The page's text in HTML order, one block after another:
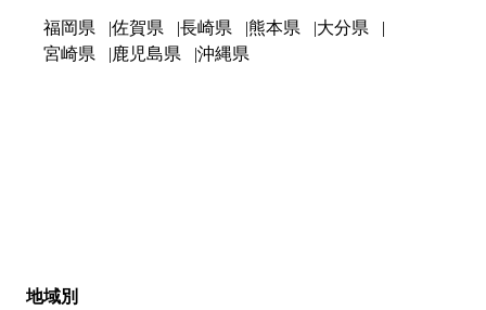
福岡県 佐賀県 長崎県 熊本県
大分県
宮崎県
鹿児島県 沖縄県
地域別